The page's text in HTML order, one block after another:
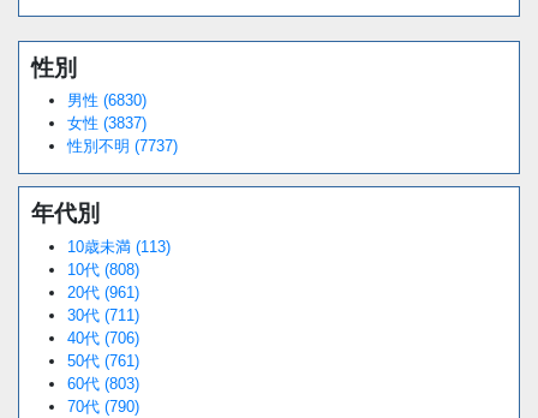
Unmute
性別
男性 (6830)
女性 (3837)
性別不明 (7737)
年代別
10歳未満 (113)
10代 (808)
20代 (961)
30代 (711)
40代 (706)
50代 (761)
60代 (803)
70代 (790)